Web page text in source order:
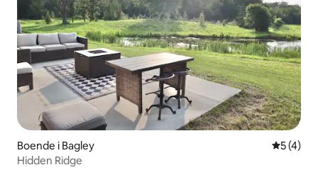
Boende i Bagley 5 av 5 i
5 (4)
Hidden Ridge